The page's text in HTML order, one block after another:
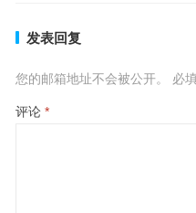
发表回复
您的邮箱地址不会被公开。 必
评论 *